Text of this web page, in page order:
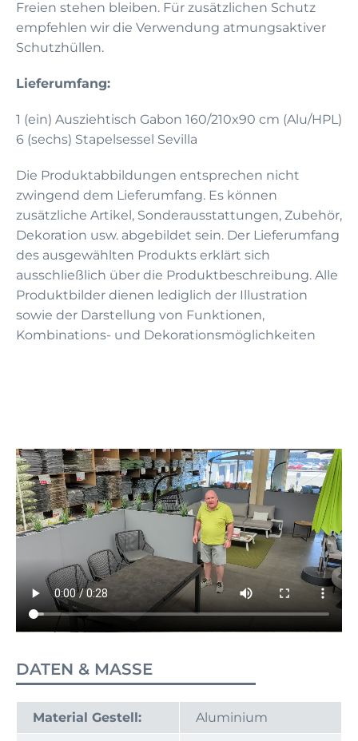
Freien stehen bleiben. Für zusätzlichen Schutz
empfehlen wir die Verwendung atmungsaktiver
Schutzhüllen.
Lieferumfang:
1 (ein) Ausziehtisch Gabon 160/210x90 cm (Alu/HPL)
6 (sechs) Stapelsessel Sevilla
Die Produktabbildungen entsprechen nicht
zwingend dem Lieferumfang. Es können
zusätzliche Artikel, Sonderausstattungen, Zubehör,
Dekoration usw. abgebildet sein. Der Lieferumfang
des ausgewählten Produkts erklärt sich
ausschließlich über die Produktbeschreibung. Alle
Produktbilder dienen lediglich der Illustration
sowie der Darstellung von Funktionen,
Kombinations- und Dekorationsmöglichkeiten
DATEN & MASSE
Material Gestell: Aluminium